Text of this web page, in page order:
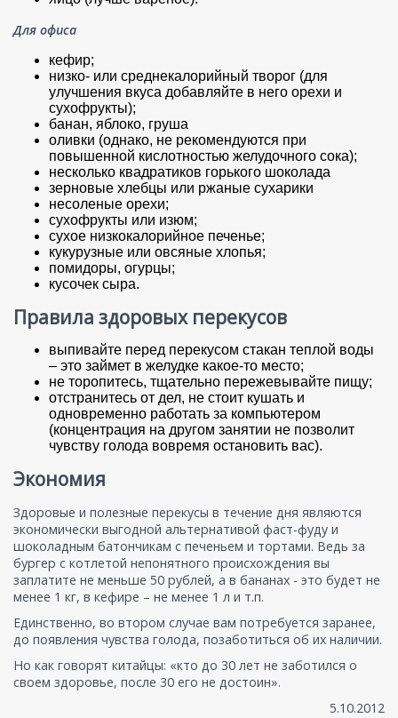
Для офиса
кефир;
низко- или среднекалорийный творог (для
улучшения вкуса добавляйте в него орехи и
сухофрукты);
банан, яблоко, груша
оливки (однако, не рекомендуются при
повышенной кислотностью желудочного сока);
несколько квадратиков горького шоколада
зерновые хлебцы или ржаные сухарики
несоленые орехи;
сухофрукты или изюм;
сухое низкокалорийное печенье;
кукурузные или овсяные хлопья;
помидоры, огурцы;
кусочек сыра.
Правила здоровых перекусов
выпивайте перед перекусом стакан теплой воды
– это займет в желудке какое-то место;
не торопитесь, тщательно пережевывайте пищу;
отстранитесь от дел, не стоит кушать и
одновременно работать за компьютером
(концентрация на другом занятии не позволит
чувству голода вовремя остановить вас).
Экономия
Здоровые и полезные перекусы в течение дня являются
экономически выгодной альтернативой фаст-фуду и
шоколадным батончикам с печеньем и тортами. Ведь за
бургер с котлетой непонятного происхождения вы
заплатите не меньше 50 рублей, а в бананах - это будет не
менее 1 кг, в кефире – не менее 1 л и т.п.
Единственно, во втором случае вам потребуется заранее,
до появления чувства голода, позаботиться об их наличии.
Но как говорят китайцы: «кто до 30 лет не заботился о
своем здоровье, после 30 его не достоин».
5.10.2012